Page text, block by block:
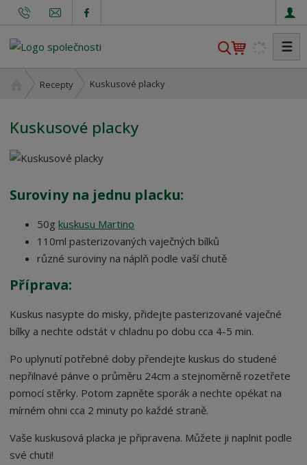
V
☰
v
d
í
r
Recepty Kuskusové placky
Kuskusové placky
Suroviny na jednu placku:
50gkuskusu Martino
110ml pasterizovaných vaječných bílků
různé suroviny na náplň podle vaší chutě
Příprava:
Kuskus nasypte do misky, přidejte pasterizované vaječné
bílky a nechte odstát v chladnu po dobu cca 4-5 min.
Po uplynutí potřebné doby přendejte kuskus do studené
nepřilnavé pánve o průměru 24cm a stejnoměrně rozetřete
pomocí stěrky. Potom zapněte sporák a nechte opékat na
mírném ohni cca 2 minuty po každé straně.
Vaše kuskusová placka je připravena. Můžete ji naplnit podle
své chuti!